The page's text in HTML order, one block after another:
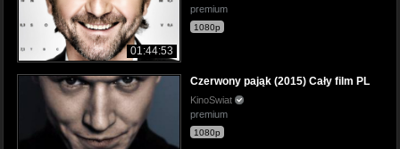
01:44:53
premium
1080p
Czerwony pająk (2015) Cały film PL
KinoSwiat
premium
1080p